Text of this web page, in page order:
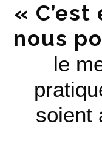
«
nous
le
soient